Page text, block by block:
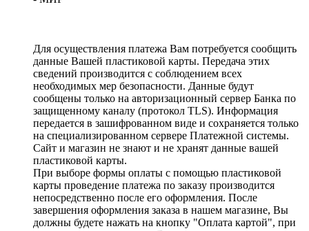
Для осуществления платежа Вам потребуется сообщить
данные Вашей пластиковой карты. Передача этих
сведений производится с соблюдением всех
необходимых мер безопасности. Данные будут
сообщены только на авторизационный сервер Банка по
защищенному каналу (протокол TLS). Информация
передается в зашифрованном виде и сохраняется только
на специализированном сервере Платежной системы.
Сайт и магазин не знают и не хранят данные вашей
пластиковой карты.
При выборе формы оплаты с помощью пластиковой
карты проведение платежа по заказу производится
непосредственно после его оформления. После
завершения оформления заказа в нашем магазине, Вы
должны будете нажать на кнопку "Оплата картой", при